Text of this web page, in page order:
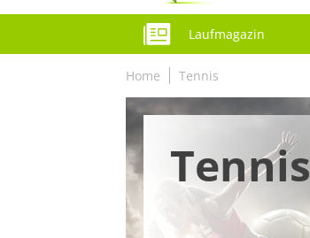
Laufmagazin
Home Tennis
Tennis